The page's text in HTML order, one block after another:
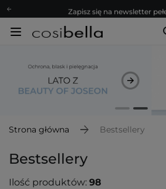
Zapisz się na newsletter
Bezpłatne konsultacje
Poleć nas i zyskaj jeszcze
Zapisz się na newsletter
Strona główna Bestsellery
Bestsellery
Ilość produktów: 98